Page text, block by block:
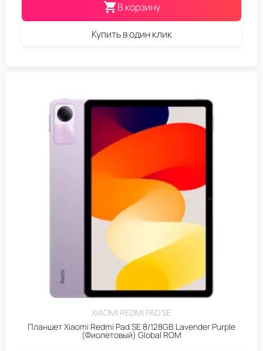
В корзину
Купить в один клик
XIAOMI REDMI PAD SE
Планшет Xiaomi Redmi Pad SE 8/128GB Lavender Purple
(Фиолетовый) Global ROM